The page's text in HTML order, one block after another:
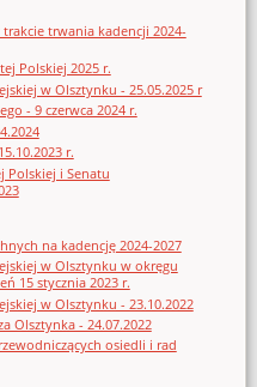
trakcie trwania kadencji 2024-
Polskiej 2025 r.
w Olsztynku - 25.05.2025 r
- 9 czerwca 2024 r.
r.
Polskiej i Senatu
na kadencję 2024-2027
w Olsztynku w okręgu
15 stycznia 2023 r.
w Olsztynku - 23.10.2022
Olsztynka - 24.07.2022
osiedli i rad